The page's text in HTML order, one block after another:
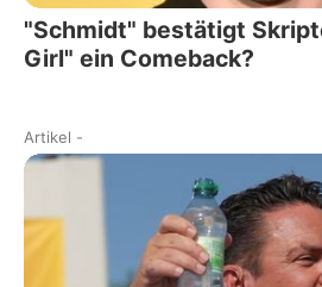
"Schmidt" bestätigt
Girl" ein Comeback?
Artikel -